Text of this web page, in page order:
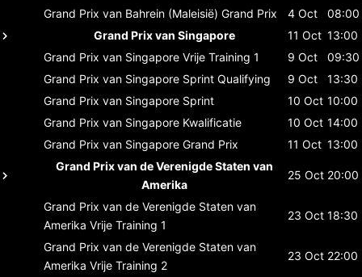
Grand Prix van Bahrein (Maleisië) Grand Prix 4 Oct
08:00
Grand Prix van Singapore
11 Oct 13:00
Grand Prix van Singapore Vrije Training 1 9 Oct
09:30
Grand Prix van Singapore Sprint Qualifying 9 Oct
13:30
Grand Prix van Singapore Sprint 10 Oct 10:00
Grand Prix van Singapore Kwalificatie 10 Oct 14:00
Grand Prix van Singapore Grand Prix 11 Oct 13:00
Grand Prix van de Verenigde Staten van
Amerika
25 Oct 20:00
Grand Prix van de Verenigde Staten van
Amerika Vrije Training 1
23 Oct 18:30
Grand Prix van de Verenigde Staten van
Amerika Vrije Training 2
23 Oct 22:00